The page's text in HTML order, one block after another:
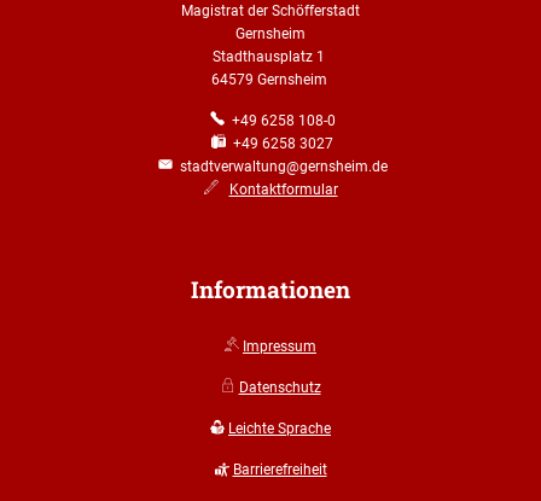
Magistrat der Schöfferstadt
Gernsheim
Stadthausplatz 1
64579 Gernsheim
+49 6258 108-0
+49 6258 3027
stadtverwaltung@gernsheim.de
Kontaktformular
Informationen
Impressum
Datenschutz
Leichte Sprache
Barrierefreiheit